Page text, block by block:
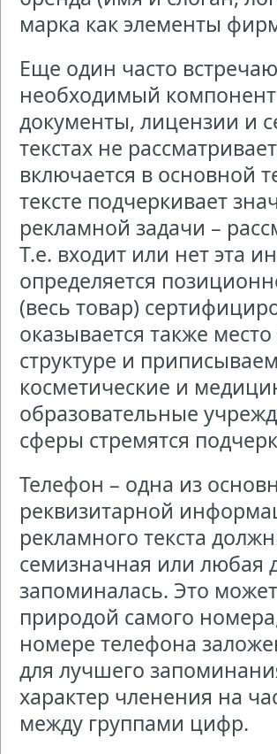
марка как элементы
Еще один часто
необходимый
документы, лицензии и
текстах не
включается в основной
тексте подчеркивает
рекламной задачи –
Т.е. входит или нет эта
определяется
(весь товар)
оказывается также
структуре и
косметические и
образовательные
сферы стремятся
Телефон – одна из
реквизитарной
рекламного текста
семизначная или любая
запоминалась. Это
природой самого
номере телефона
для лучшего
характер членения на
между группами цифр.